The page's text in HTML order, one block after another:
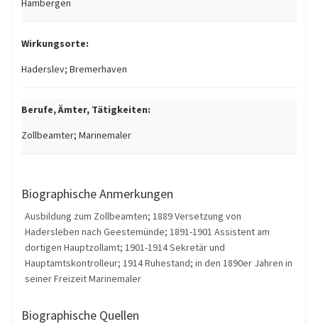
Hambergen
Wirkungsorte:
Haderslev; Bremerhaven
Berufe, Ämter, Tätigkeiten:
Zollbeamter; Marinemaler
Biographische Anmerkungen
Ausbildung zum Zollbeamten; 1889 Versetzung von
Hadersleben nach Geestemünde; 1891-1901 Assistent am
dortigen Hauptzollamt; 1901-1914 Sekretär und
Hauptamtskontrolleur; 1914 Ruhestand; in den 1890er Jahren in
seiner Freizeit Marinemaler
Biographische Quellen